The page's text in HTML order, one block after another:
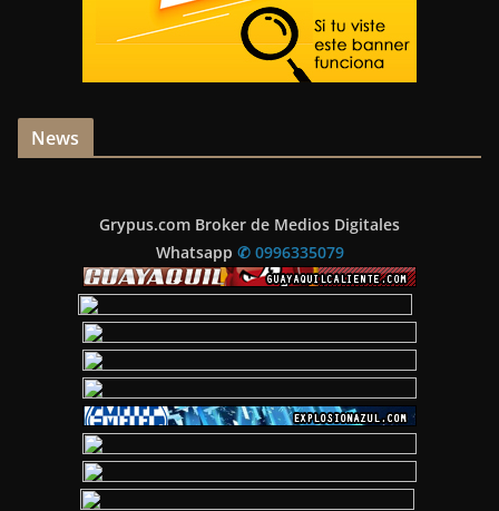
News
Grypus.com Broker de Medios Digitales
Whatsapp ✆ 0996335079